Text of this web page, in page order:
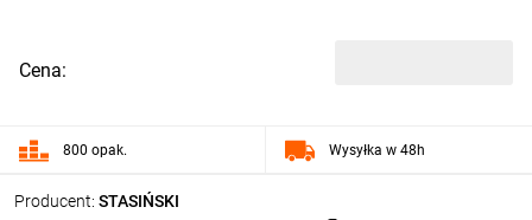
Producent: STASIŃSKI
Cena:
800 opak. Wysyłka w 48h